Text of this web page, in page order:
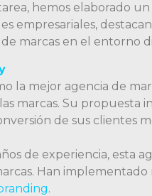
hemos elaborado
empresariales,
marcas en el entorno
la mejor agencia de
marcas. Su propuesta
de sus clientes
de experiencia, esta
Han implementado
.